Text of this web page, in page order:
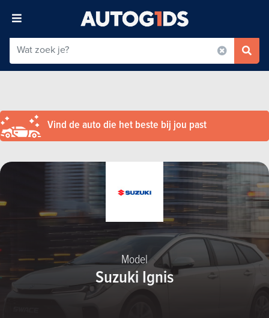
Vind de auto die het beste bij jou past
Model
Suzuki Ignis